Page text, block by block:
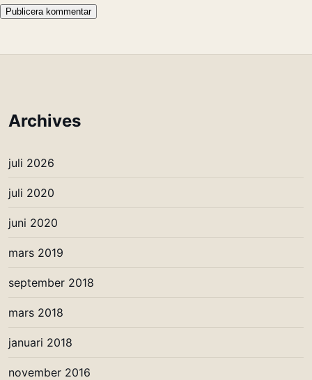
Archives
juli 2026
juli 2020
juni 2020
mars 2019
september 2018
mars 2018
januari 2018
november 2016